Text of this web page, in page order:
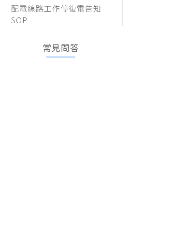
配電線路工作停復電告知
SOP
常見問答